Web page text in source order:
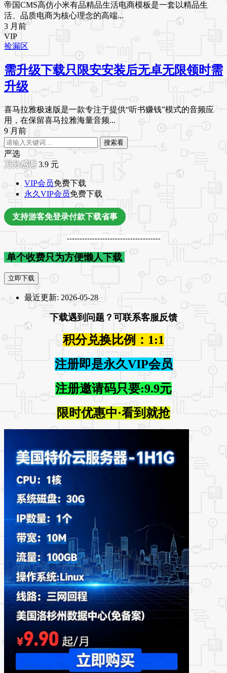
帝国CMS高仿小米有品精品生活电商模板是一套以精品生
活、品质电商为核心理念的高端...
3 月前
VIP
捡漏区
需升级下载只限安安装后无卓无限领时需
升级
喜马拉雅极速版是一款专注于提供“听书赚钱”模式的音频应
用，在保留喜马拉雅海量音频...
9 月前
搜索看
严选
3.9元
VIP会员免费下载
永久VIP会员免费下载
支持游客免登录付款下载省事
-------------------------------------
单个收费只为方便懒人下载
立即下载
最近更新: 2026-05-28
下载遇到问题？可联系客服反馈
积分兑换比例：1:1
注册即是永久VIP会员
注册邀请码只要:9.9元
限时优惠中·看到就抢